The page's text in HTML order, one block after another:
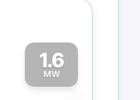
1.6
MW